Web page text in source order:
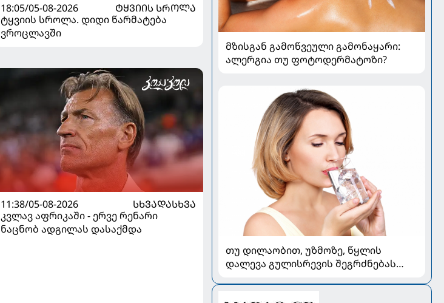
18:05/05-08-2026
ᲢᲧᲕᲘᲘᲡ ᲡᲠᲝᲚᲐ
ტყვიის სროლა. დიდი წარმატება
ვროცლავში
11:38/05-08-2026
ᲡᲮᲕᲐᲓᲐᲡᲮᲕᲐ
კვლავ აფრიკაში - ერვე რენარი
ნაცნობ ადგილას დასაქმდა
მზისგან გამოწვეული გამონაყარი:
ალერგია თუ ფოტოდერმატოზი?
თუ დილაობით, უზმოზე, წყლის
დალევა გულისრევის შეგრძნებას